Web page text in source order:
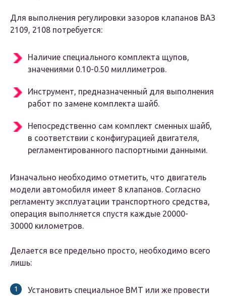
Для выполнения регулировки зазоров клапанов ВАЗ
2109, 2108 потребуется:
Наличие специального комплекта щупов,
значениями 0.10-0.50 миллиметров.
Инструмент, предназначенный для выполнения
работ по замене комплекта шайб.
Непосредственно сам комплект сменных шайб,
в соответствии с конфигурацией двигателя,
регламентированного паспортными данными.
Изначально необходимо отметить, что двигатель
модели автомобиля имеет 8 клапанов. Согласно
регламенту эксплуатации транспортного средства,
операция выполняется спустя каждые 20000-
30000 километров.
Делается все предельно просто, необходимо всего
лишь:
Установить специальное ВМТ или же провести